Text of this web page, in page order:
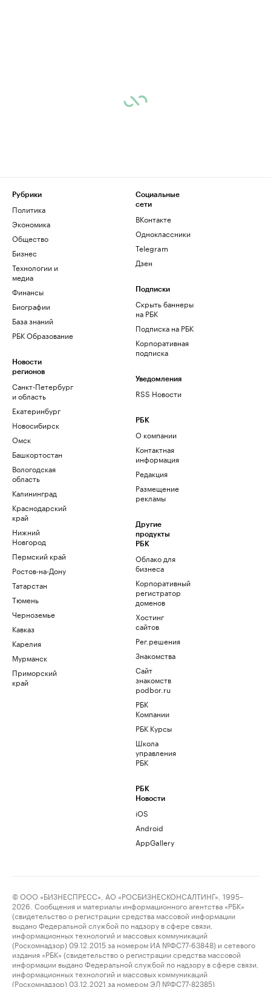
Рубрики
Политика
Экономика
Общество
Бизнес
Технологии и
медиа
Финансы
Биографии
База знаний
РБК Образование
Новости
регионов
Санкт-Петербург
и область
Екатеринбург
Новосибирск
Омск
Башкортостан
Вологодская
область
Калининград
Краснодарский
край
Нижний
Новгород
Пермский край
Ростов-на-Дону
Татарстан
Тюмень
Черноземье
Кавказ
Карелия
Мурманск
Приморский
край
Социальные
сети
ВКонтакте
Одноклассники
Telegram
Дзен
Подписки
Скрыть баннеры
на РБК
Подписка на РБК
Корпоративная
подписка
Уведомления
RSS Новости
РБК
О компании
Контактная
информация
Редакция
Размещение
рекламы
Другие
продукты
РБК
Облако для
бизнеса
Корпоративный
регистратор
доменов
Хостинг
сайтов
Рег.решения
Знакомства
Сайт
знакомств
podbor.ru
РБК
Компании
РБК Курсы
Школа
управления
РБК
РБК
Новости
iOS
Android
AppGallery
© ООО «БИЗНЕСПРЕСС», АО «РОСБИЗНЕСКОНСАЛТИНГ», 1995–
2026. Сообщения и материалы информационного агентства «РБК»
(свидетельство о регистрации средства массовой информации
выдано Федеральной службой по надзору в сфере связи,
информационных технологий и массовых коммуникаций
(Роскомнадзор) 09.12.2015 за номером ИА №ФС77-63848) и сетевого
издания «РБК» (свидетельство о регистрации средства массовой
информации выдано Федеральной службой по надзору в сфере связи,
информационных технологий и массовых коммуникаций
(Роскомнадзор) 03.12.2021 за номером ЭЛ №ФС77-82385)